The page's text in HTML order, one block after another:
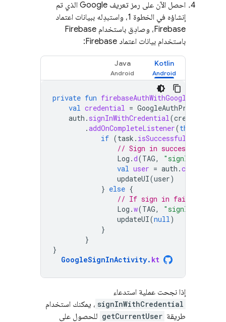
احصل الآن على رمز تعريف Google الذي تم
إنشاؤه في الخطوة 1، واستبدِله ببيانات اعتماد
Firebase، وصادِق باستخدام Firebase
باستخدام بيانات اعتماد Firebase:
Kotlin
Java
private fun firebaseAuthWithGoogle
val credential = GoogleAuthProvider
auth . signInWithCredential(credential
.addOnCompleteListener(this
if (task . isSuccessful
// Sign in success,
Log .d(TAG,
val user = auth .currentUser
updateUI(user)
} else {
// If sign in fails, display
Log .w(TAG,
updateUI(null)
}
}
}
GoogleSignInActivity. kt
إذا نجحت عملية استدعاء
signInWithCredential ، يمكنك استخدام
طريقة getCurrentUser للحصول على